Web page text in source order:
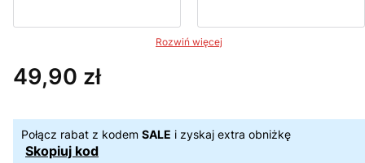
Rozwiń więcej
Cena
49,90 zł
Połącz rabat z kodem SALE i zyskaj extra obniżkę
Skopiuj kod